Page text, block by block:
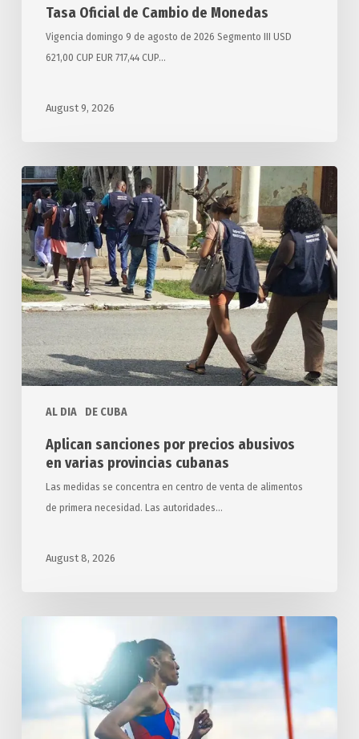
Tasa Oficial de Cambio de Monedas
Vigencia domingo 9 de agosto de 2026 Segmento III USD
621,00 CUP EUR 717,44 CUP…
August 9, 2026
AL DIA DE CUBA
Aplican
sanciones
por
precios
abusivos
en
varias
provincias
cubanas
Aplican sanciones por precios abusivos
en varias provincias cubanas
Las medidas se concentra en centro de venta de alimentos
de primera necesidad. Las autoridades…
August 8, 2026